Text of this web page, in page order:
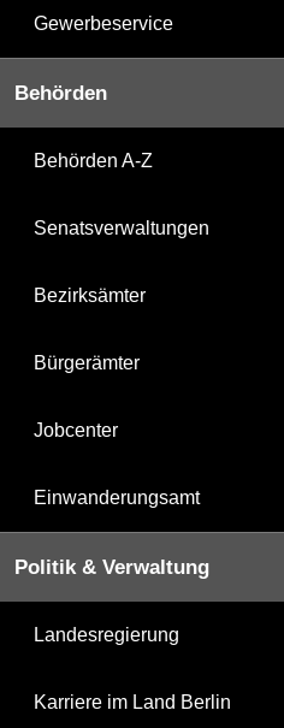
Gewerbeservice
Behörden
Behörden A-Z
Senatsverwaltungen
Bezirksämter
Bürgerämter
Jobcenter
Einwanderungsamt
Politik & Verwaltung
Landesregierung
Karriere im Land Berlin